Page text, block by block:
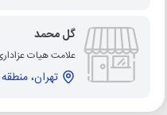
گل محمد
علامت هیات
تهران، منطقه 15، محله اتابک، بزرگراه بعثت